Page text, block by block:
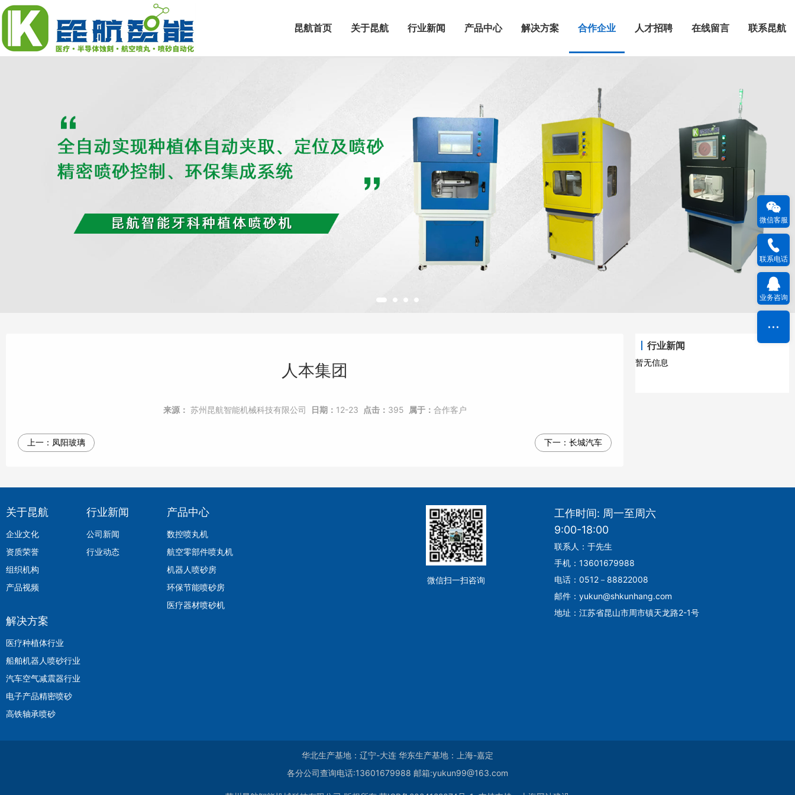
昆航首页 关于昆航 行业新闻 产品中心 解决方案 合作企业 人才招聘 在线留言 联系昆航
行业新闻
暂无信息
人本集团
来源： 苏州昆航智能机械科技有限公司 日期： 12-23 点击： 395 属于： 合作客户
上一： 凤阳玻璃 下一： 长城汽车
关于昆航
企业文化
资质荣誉
组织机构
产品视频
行业新闻
公司新闻
行业动态
产品中心
数控喷丸机
航空零部件喷丸机
机器人喷砂房
环保节能喷砂房
医疗器材喷砂机
解决方案
医疗种植体行业
船舶机器人喷砂行业
汽车空气减震器行业
电子产品精密喷砂
高铁轴承喷砂
微信扫一扫咨询
工作时间: 周一至周六
9:00-18:00
联系人：于先生
手机：13601679988
电话：0512－88822008
邮件：yukun@shkunhang.com
地址：江苏省昆山市周市镇天龙路2-1号
华北生产基地：辽宁-大连 华东生产基地：上海-嘉定
各分公司查询电话:13601679988 邮箱:yukun99@163.com
微信客服
联系电话
业务咨询